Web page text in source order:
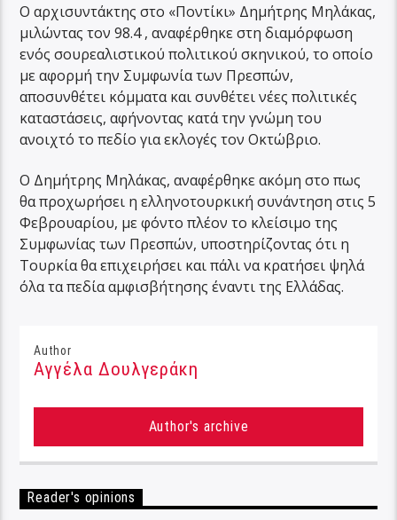
Ο αρχισυντάκτης στο «Ποντίκι» Δημήτρης Μηλάκας,
μιλώντας τον 98.4 , αναφέρθηκε στη διαμόρφωση
ενός σουρεαλιστικού πολιτικού σκηνικού, το οποίο
με αφορμή την Συμφωνία των Πρεσπών,
αποσυνθέτει κόμματα και συνθέτει νέες πολιτικές
καταστάσεις, αφήνοντας κατά την γνώμη του
ανοιχτό το πεδίο για εκλογές τον Οκτώβριο.
Ο Δημήτρης Μηλάκας, αναφέρθηκε ακόμη στο πως
θα προχωρήσει η ελληνοτουρκική συνάντηση στις 5
Φεβρουαρίου, με φόντο πλέον το κλείσιμο της
Συμφωνίας των Πρεσπών, υποστηρίζοντας ότι η
Τουρκία θα επιχειρήσει και πάλι να κρατήσει ψηλά
όλα τα πεδία αμφισβήτησης έναντι της Ελλάδας.
Author
Αγγέλα Δουλγεράκη
Author's archive
Reader's opinions